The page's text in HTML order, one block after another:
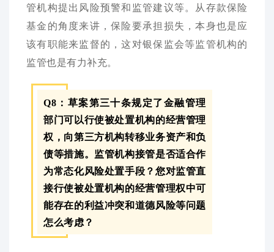
管机构提出风险预警和监管建议等。从存款保险
基金的角度来讲，保险要承担损失，本身也是应
该有职能来监督的，这对银保监会等监管机构的
监管也是有力补充。
Q8：草案第三十条规定了金融管理
部门可以行使被处置机构的经营管理
权，向第三方机构转移业务资产和负
债等措施。监管机构接管是否适合作
为常态化风险处置手段？您对监管直
接行使被处置机构的经营管理权中可
能存在的利益冲突和道德风险等问题
怎么考虑？